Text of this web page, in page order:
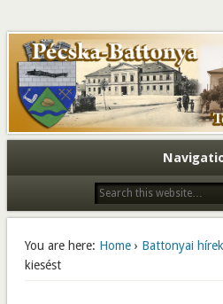
You are here: Home› Battonyai hírek
kiesést